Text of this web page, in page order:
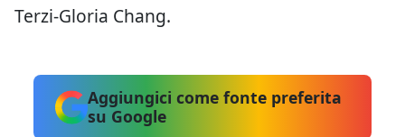
Terzi-Gloria Chang.
Aggiungici come fonte preferita
su Google